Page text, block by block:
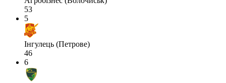
53
5
Інгулець (Петрове)
46
6